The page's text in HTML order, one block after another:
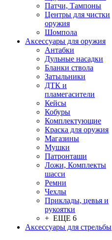
Патчи, Тампоны
Центры для чистки
оружия
Шомпола
Аксессуары для оружия
Антабки
Дульные насадки
Бланки ствола
Затыльники
ДТК и
пламегасители
Кейсы
Кобуры
Комплектующие
Краска для оружия
Магазины
Мушки
Патронташи
Ложи, Комплекты
шасси
Ремни
Чехлы
Приклады, цевья и
рукоятки
+ ЕЩЕ 6
Аксессуары для стрельбы